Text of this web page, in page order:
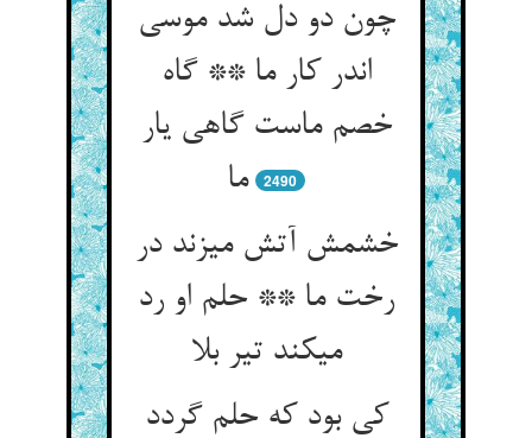
چون دو دل شد موسی
اندر کار ما ** گاه
خصم ماست گاهی یار
ما
2490
خشمش آتش می‏زند در
رخت ما ** حلم او رد
می‏کند تیر بلا
کی بود که حلم گردد